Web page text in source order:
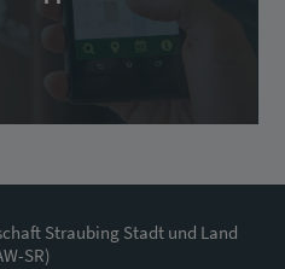
Straubing Stadt und Land
SR)